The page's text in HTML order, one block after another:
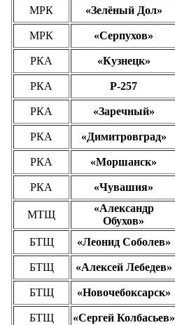
МРК «Зелёный Дол»
МРК «Серпухов»
РКА «Кузнецк»
РКА Р-257
РКА «Заречный»
РКА «Димитровград»
РКА «Моршанск»
РКА «Чувашия»
МТЩ
«Александр
Обухов»
БТЩ «Леонид Соболев»
БТЩ «Алексей Лебедев»
БТЩ «Новочебоксарск»
БТЩ «Сергей Колбасьев»